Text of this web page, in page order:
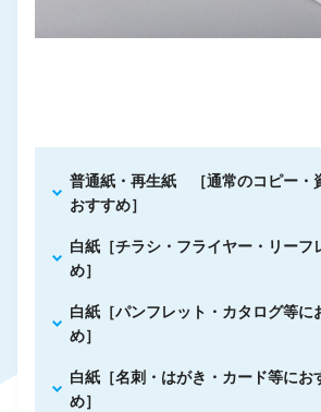
普通紙・再生紙 ［通常のコピー・
おすすめ］
白紙［チラシ・フライヤー・リーフ
め
白紙［パンフレット・カタログ等に
め
白紙［名刺・はがき・カード等にお
め］